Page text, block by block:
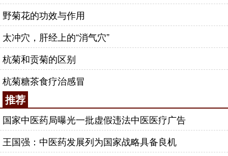
野菊花的功效与作用
太冲穴，肝经上的“消气穴”
杭菊和贡菊的区别
杭菊糖茶食疗治感冒
推荐
国家中医药局曝光一批虚假违法中医医疗广告
王国强：中医药发展列为国家战略具备良机